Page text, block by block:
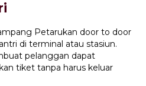
Petarukan door to door
di terminal atau stasiun.
pelanggan dapat
tiket tanpa harus keluar